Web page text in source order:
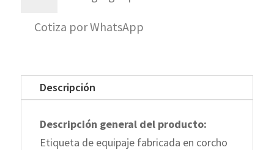
cantidad
Cotiza por WhatsApp
Descripción
Descripción general del producto:
Etiqueta de equipaje fabricada en corcho